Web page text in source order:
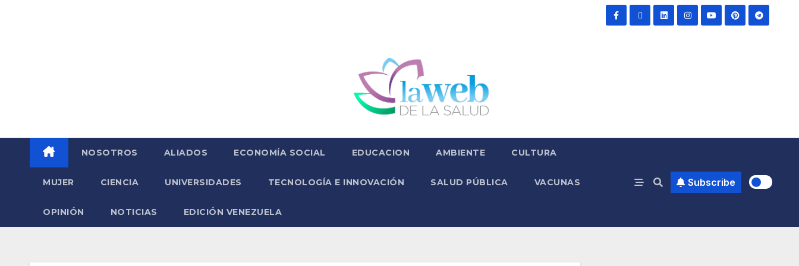
NOSOTROS ALIADOS ECONOMÍA SOCIAL EDUCACION AMBIENTE CULTURA
MUJER CIENCIA UNIVERSIDADES TECNOLOGÍA E INNOVACIÓN SALUD PÚBLICA VACUNAS
OPINIÓN NOTICIAS EDICIÓN VENEZUELA
Subscribe